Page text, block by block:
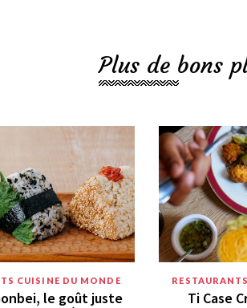
Plus de bons
CUISINE DU MONDE
le goût juste
Ti Case